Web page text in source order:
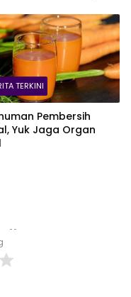
TERKINI
Pembersih
Yuk Jaga Organ